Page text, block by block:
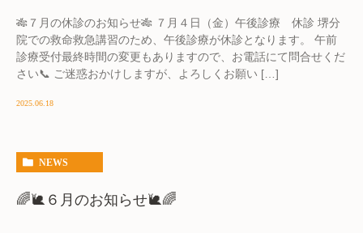
🎋７月の休診のお知らせ🎋 ７月４日（金）午後診療 休診 堺分
院での救命救急講習のため、午後診療が休診となります。 午前
診療受付最終時間の変更もありますので、お電話にて問合せくだ
さい📞 ご迷惑おかけしますが、よろしくお願い […]
2025.06.18
NEWS
🌈🐌６月のお知らせ🐌🌈